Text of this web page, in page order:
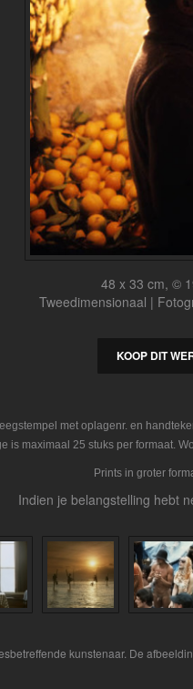
48 x 33 cm, ©
Tweedimensionaal |
KOOP DIT
met oplagenr. en
is maximaal 25 stuks per formaat.
Prints in groter
Indien je belangstelling hebt
kunstenaar. De